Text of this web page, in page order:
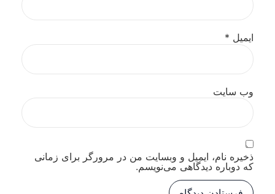
ایمیل *
وب‌ سایت
ذخیره نام، ایمیل و وبسایت من در مرورگر برای زمانی
که دوباره دیدگاهی می‌نویسم.